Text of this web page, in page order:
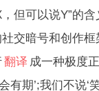
可以说Y”的含
交暗号和创作
翻译 成一种极度
有期’;我们不说‘